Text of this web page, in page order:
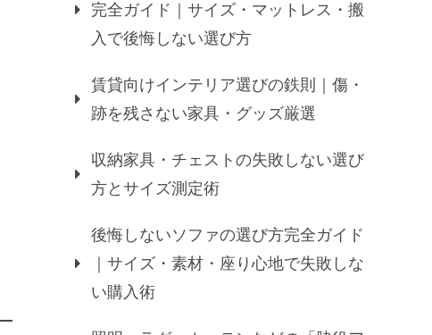
完全ガイド｜サイズ・マットレス・搬
入で後悔しない選び方
賃貸向けインテリア選びの鉄則｜傷・
跡を残さない家具・グッズ厳選
収納家具・チェストの失敗しない選び
方とサイズ測定術
後悔しないソファの選び方完全ガイド
｜サイズ・素材・座り心地で失敗しな
い購入術